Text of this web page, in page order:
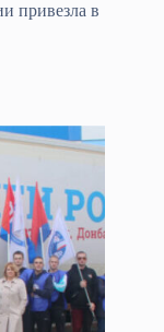
привезла в